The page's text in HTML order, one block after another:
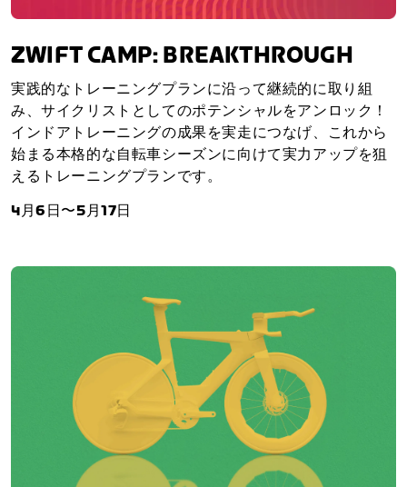
ZWIFT CAMP: BREAKTHROUGH
実践的なトレーニングプランに沿って継続的に取り組
み、サイクリストとしてのポテンシャルをアンロック！
インドアトレーニングの成果を実走につなげ、これから
始まる本格的な自転車シーズンに向けて実力アップを狙
えるトレーニングプランです。
4月6日〜5月17日